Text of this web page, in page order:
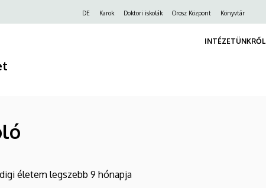
Felső
DE Karok Doktori iskolák Orosz Központ Könyvtár
INTÉZETÜNKRŐL
életem legszebb 9 hónapja